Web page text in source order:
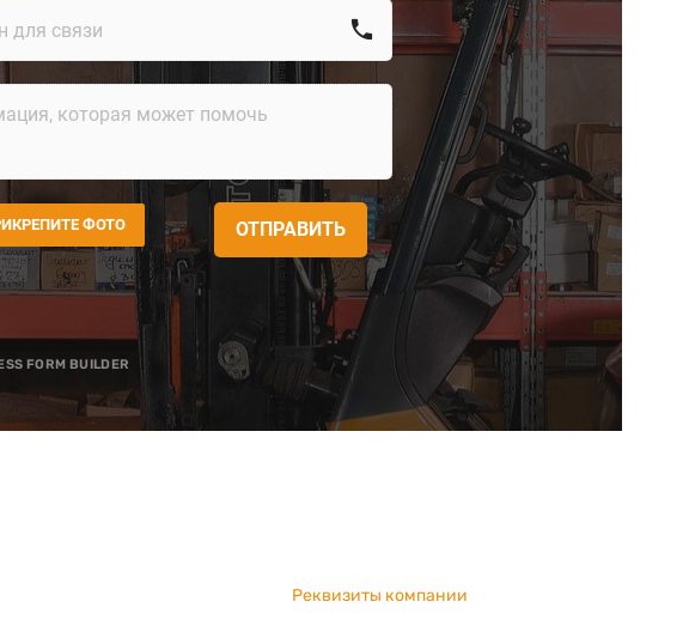
call
ФОТО ОТПРАВИТЬ
FORM BUILDER
Реквизиты компании